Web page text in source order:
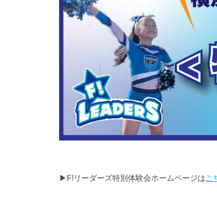
▶F!リーダーズ特別体験会ホームページはこ